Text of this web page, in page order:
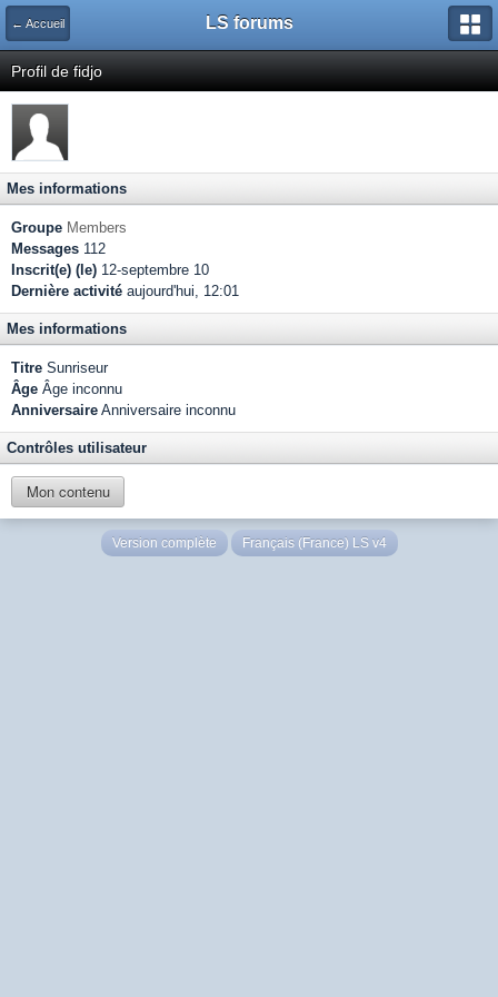
← Accueil LS forums
Profil de fidjo
Mes informations
Groupe Members
Messages 112
Inscrit(e) (le) 12-septembre 10
Dernière activité aujourd'hui, 12:01
Mes informations
Titre Sunriseur
Âge Âge inconnu
Anniversaire Anniversaire inconnu
Contrôles utilisateur
Mon contenu
Version complète Français (France) LS v4